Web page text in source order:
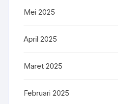
Mei 2025
April 2025
Maret 2025
Februari 2025